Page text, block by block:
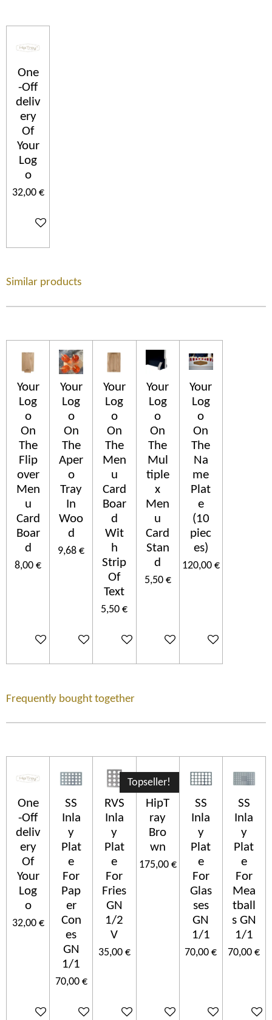
One
-Off
deliv
ery
Of
Your
Log
o
32,00 €
Ajouter au panier
Similar products
Your
Log
o
On
The
Flip
over
Men
u
Card
Boar
d
8,00 €
Ajouter au panier
Your
Log
o
On
The
Aper
o
Tray
In
Woo
d
9,68 €
Ajouter au panier
Your
Log
o
On
The
Men
u
Card
Boar
d
Wit
h
Strip
Of
Text
5,50 €
Ajouter au panier
Your
Log
o
On
The
Mul
tiple
x
Men
u
Card
Stan
d
5,50 €
Ajouter au panier
Your
Log
o
On
The
Na
me
Plat
e
(10
piec
es)
120,00 €
Ajouter au panier
Frequently bought together
One
-Off
deliv
ery
Of
Your
Log
o
32,00 €
Ajouter au panier
SS
Inla
y
Plat
e
For
Pap
er
Con
es
GN
1/1
70,00 €
Ajouter au panier
RVS
Inla
y
Plat
e
For
Fries
GN
1/2
V
35,00 €
Ajouter au panier
Topseller!
HipT
ray
Bro
wn
175,00 €
Ajouter au panier
SS
Inla
y
Plat
e
For
Glas
ses
GN
1/1
70,00 €
Ajouter au panier
SS
Inla
y
Plat
e
For
Mea
tball
s GN
1/1
70,00 €